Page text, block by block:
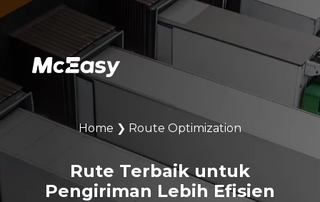
Home ❯ Route Optimization
Rute Terbaik untuk
Pengiriman Lebih Efisien